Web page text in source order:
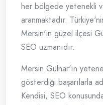
her bölgede yetenekli
aranmaktadır.
Mersin'in güzel ilçesi
SEO uzmanıdır.
Mersin Gülnar'ın
gösterdiği başarılarla
Kendisi, SEO